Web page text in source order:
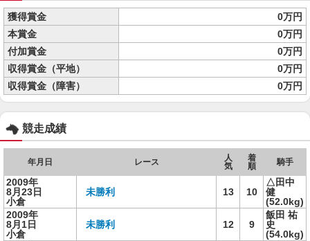
獲得賞金
0万円
本賞金
0万円
付加賞金
0万円
収得賞金（平地）
0万円
収得賞金（障害）
0万円
競走成績
年月日 レース
人
気
着
順
騎手
2009年
8月23日
小倉
未勝利 13 10
△田中
健
(52.0kg)
2009年
8月1日
小倉
未勝利 12 9
飯田 祐
史
(54.0kg)